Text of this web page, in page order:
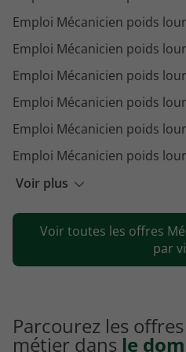
Voir plus
Emploi Mécanicien poids
Emploi Mécanicien poids
Emploi Mécanicien poids
Emploi Mécanicien poids
Emploi Mécanicien poids
Emploi Mécanicien poids
Emploi Mécanicien poids
Emploi Mécanicien poids
Emploi Mécanicien poids
Voir toutes les offres
par
Parcourez les
métier dans le